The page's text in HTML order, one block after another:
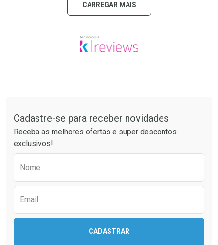
CARREGAR MAIS
Cadastre-se para receber novidades
Receba as melhores ofertas e super descontos
exclusivos!
Nome
Email
CADASTRAR